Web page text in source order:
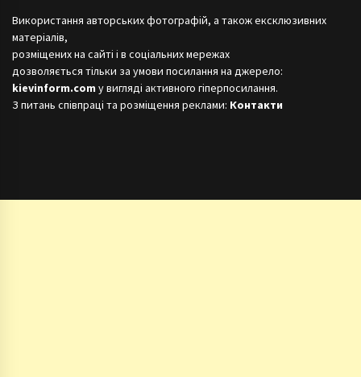
Використання авторських фотографій, а також ексклюзивних
матеріалів,
розміщених на сайті і в соціальних мережах
дозволяється тільки за умови посилання на джерело:
kievinform.com у вигляді активного гіперпосилання.
З питань співпраці та розміщення реклами: Контакти